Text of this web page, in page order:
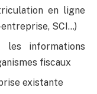
en ligne
entreprise, SCI…)
les informations
fiscaux
existante